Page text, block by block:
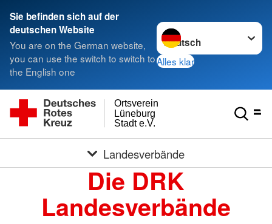
Sie befinden sich auf der
deutschen Website
You are on the German website,
you can use the switch to switch to
the English one
Sprache wechseln zu
Alles klar
Stadt e.V.
Lüneburg
Ortsverein
Landesverbände
Die DRK
Landesverbände